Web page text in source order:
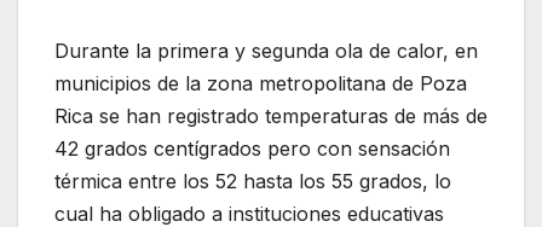
Durante la primera y segunda ola de calor, en
municipios de la zona metropolitana de Poza
Rica se han registrado temperaturas de más de
42 grados centígrados pero con sensación
térmica entre los 52 hasta los 55 grados, lo
cual ha obligado a instituciones educativas